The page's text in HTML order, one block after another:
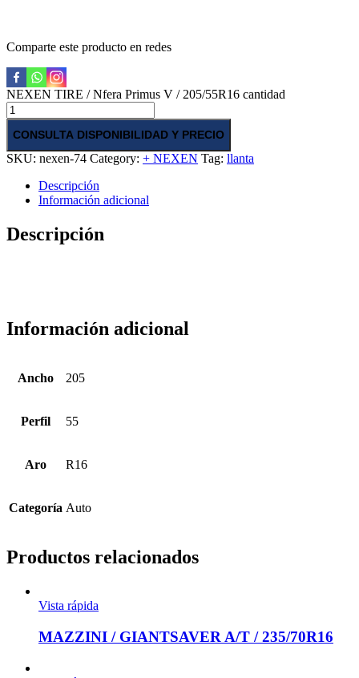
Comparte este producto en redes
NEXEN TIRE / Nfera Primus V / 205/55R16 cantidad
CONSULTA DISPONIBILIDAD Y PRECIO
SKU: nexen-74 Category: + NEXEN Tag: llanta
Descripción
Información adicional
Descripción
Información adicional
Ancho 205
Perfil 55
Aro R16
Categoría Auto
Productos relacionados
Vista rápida
MAZZINI / GIANTSAVER A/T / 235/70R16